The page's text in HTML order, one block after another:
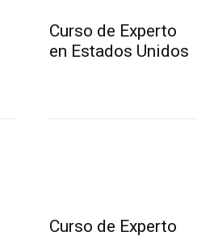
Curso de Experto
en Estados Unidos
Curso de Experto